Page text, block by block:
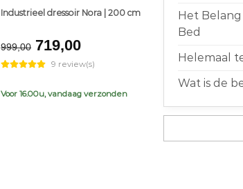
Industrieel dressoir Nora | 200 cm
999,00 Original
price
was:
€999,00.
719,00Current
price
is:
€719,00.
9 review(s)
Voor 16.00u, vandaag verzonden
Het
Bed
Helemaal
Wat is de